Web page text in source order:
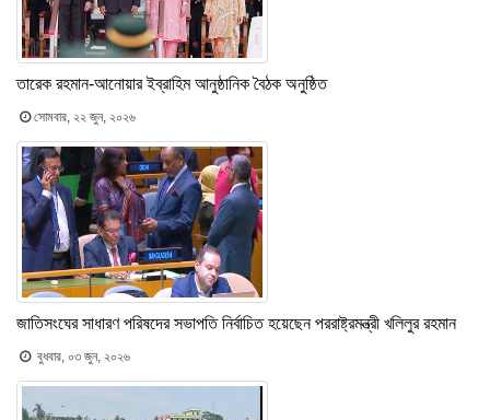
তারেক রহমান-আনোয়ার ইব্রাহিম আনুষ্ঠানিক বৈঠক অনুষ্ঠিত
সোমবার, ২২ জুন, ২০২৬
জাতিসংঘের সাধারণ পরিষদের সভাপতি নির্বাচিত হয়েছেন পররাষ্ট্রমন্ত্রী খলিলুর রহমান
বুধবার, ০৩ জুন, ২০২৬